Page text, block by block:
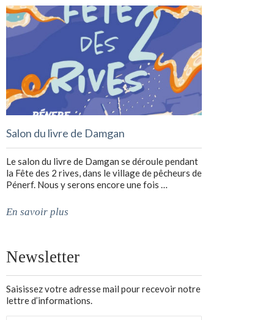
Salon du livre de Damgan
Le salon du livre de Damgan se déroule pendant
la Fête des 2 rives, dans le village de pêcheurs de
Pénerf. Nous y serons encore une fois …
En savoir plus
Newsletter
Saisissez votre adresse mail pour recevoir notre
lettre d’informations.